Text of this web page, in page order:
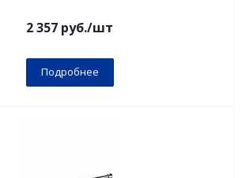
2 357 руб./шт
Подробнее